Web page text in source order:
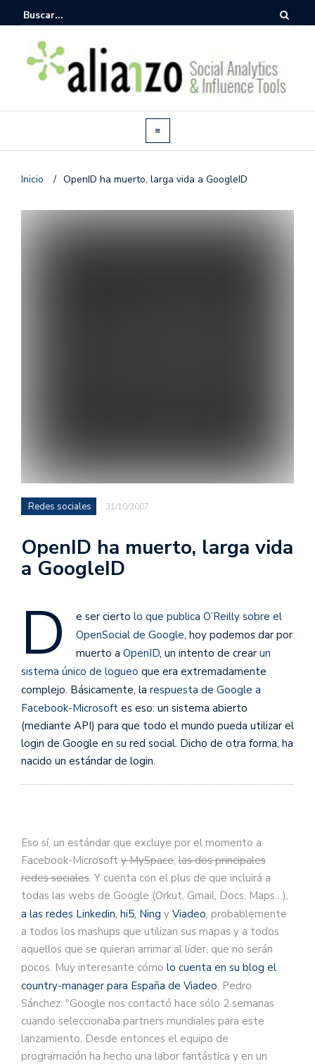
Inicio / OpenID ha muerto, larga vida a GoogleID
Redes sociales 31/10/2007
OpenID ha muerto, larga vida
a GoogleID
D e ser cierto lo que publica O’Reilly sobre el
OpenSocial de Google, hoy podemos dar por
muerto a OpenID, un intento de crear un
sistema único de logueo que era extremadamente
complejo. Básicamente, la respuesta de Google a
Facebook-Microsoft es eso: un sistema abierto
(mediante API) para que todo el mundo pueda utilizar el
login de Google en su red social. Dicho de otra forma, ha
nacido un estándar de login.
Eso sí, un estándar que excluye por el momento a
Facebook-Microsoft y MySpace, las dos principales
redes sociales. Y cuenta con el plus de que incluirá a
todas las webs de Google (Orkut, Gmail, Docs, Maps…),
a las redes Linkedin, hi5, Ning y Viadeo, probablemente
a todos los mashups que utilizan sus mapas y a todos
aquellos que se quieran arrimar al líder, que no serán
pocos. Muy interesante cómo lo cuenta en su blog el
country-manager para España de Viadeo, Pedro
Sánchez: "Google nos contactó hace sólo 2 semanas
cuando seleccionaba partners mundiales para este
lanzamiento. Desde entonces el equipo de
programación ha hecho una labor fantástica y en un